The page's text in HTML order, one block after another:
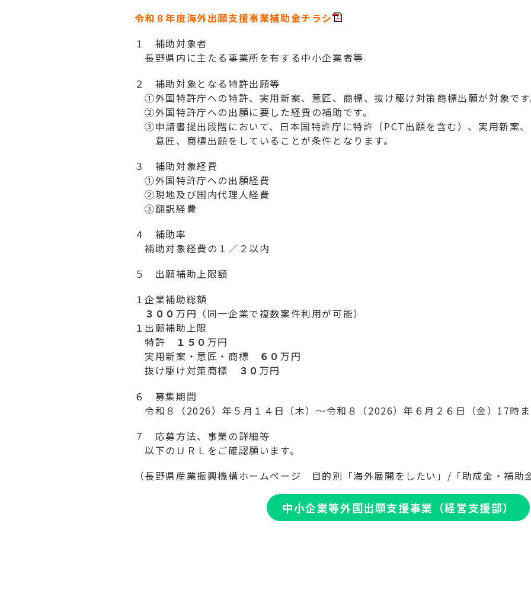
令和８年度海外出願支援事業補助金チラシ
１ 補助対象者
長野県内に主たる事業所を有する中小企業者等
２ 補助対象となる特許出願等
①外国特許庁への特許、実用新案、意匠、商標、抜け駆け対策商標出願が対象です
②外国特許庁への出願に要した経費の補助です。
③申請書提出段階において、日本国特許庁に特許（PCT出願を含む）、実用新案、
意匠、商標出願をしていることが条件となります。
３ 補助対象経費
①外国特許庁への出願経費
②現地及び国内代理人経費
③翻訳経費
４ 補助率
補助対象経費の１／２以内
５ 出願補助上限額
１企業補助総額
３００ 万円（同一企業で複数案件利用が可能）
１出願補助上限
特許
１５０ 万円
実用新案・意匠・商標
６０ 万円
抜け駆け対策商標
３０ 万円
６ 募集期間
令和８（2026）年５月１４日（木）～令和８（2026）年６月２６日（金）17時
７ 応募方法、事業の詳細等
以下のＵＲＬをご確認願います。
（長野県産業振興機構ホームページ 目的別「海外展開をしたい」/「助成金・補助
中小企業等外国出願支援事業（経営支援部）